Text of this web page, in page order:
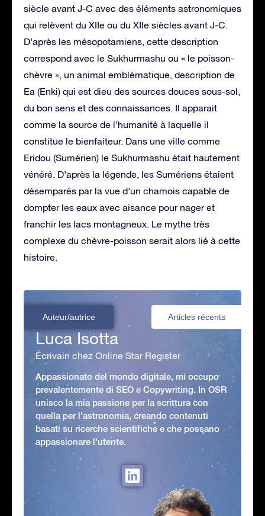
siècle avant J-C avec des éléments astronomiques
qui relèvent du XIIe ou du XIIe siècles avant J-C.
D’après les mésopotamiens, cette description
correspond avec le Sukhurmashu ou « le poisson-
chèvre », un animal emblématique, description de
Ea (Enki) qui est dieu des sources douces sous-sol,
du bon sens et des connaissances. Il apparait
comme la source de l’humanité à laquelle il
constitue le bienfaiteur. Dans une ville comme
Eridou (Sumérien) le Sukhurmashu était hautement
vénéré. D’après la légende, les Sumériens étaient
désemparés par la vue d’un chamois capable de
dompter les eaux avec aisance pour nager et
franchir les lacs montagneux. Le mythe très
complexe du chèvre-poisson serait alors lié à cette
histoire.
Auteur/autrice Articles récents
Luca Isotta
Écrivain chez Online Star Register
Appassionato del mondo digitale, mi occupo
prevalentemente di SEO e Copywriting. In OSR
unisco la mia passione per la scrittura con
quella per l'astronomia, creando contenuti
basati su ricerche scientifiche e che possano
appassionare l'utente.